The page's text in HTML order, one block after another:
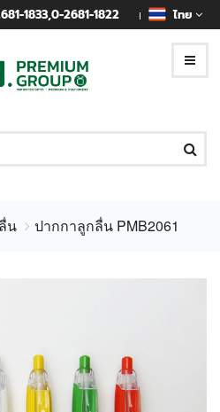
1833,0-2681-1822 ไทย
น ปากกาลูกลื่น PMB2061